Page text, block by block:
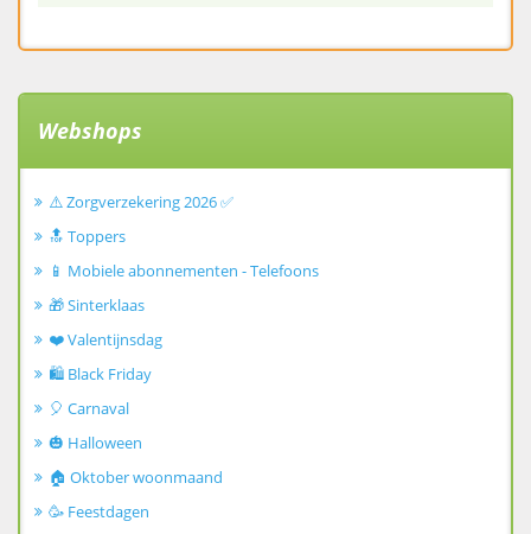
Webshops
⚠️ Zorgverzekering 2026 ✅
🔝 Toppers
📱 Mobiele abonnementen - Telefoons
🎁 Sinterklaas
❤️ Valentijnsdag
🛍️ Black Friday
🎈 Carnaval
🎃 Halloween
🏠 Oktober woonmaand
🥳 Feestdagen